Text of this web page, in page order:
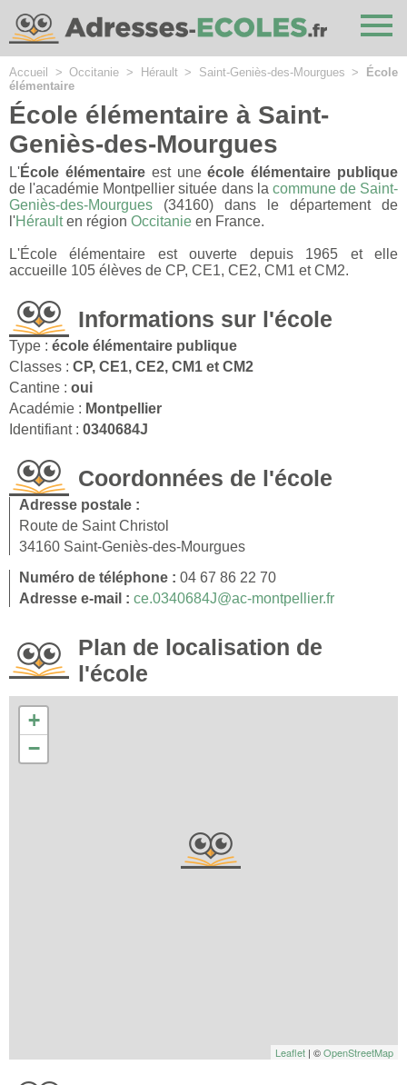
Accueil >Occitanie > Hérault> Saint-Geniès-des-Mourgues >
École
élémentaire
École élémentaire à Saint-
Geniès-des-Mourgues
L'École élémentaireest uneécole élémentaire publique
de l'académie Montpellier située dans la commune de Saint-
Geniès-des-Mourgues (34160) dans le département de
l'Héraulten région Occitanie en France.
L'École élémentaire est ouverte depuis 1965 et elle
accueille 105 élèves de CP, CE1, CE2, CM1 et CM2.
Informations sur l'école
Type : école élémentaire publique
Classes : CP, CE1, CE2, CM1 et CM2
Cantine : oui
Académie : Montpellier
Identifiant : 0340684J
Coordonnées de l'école
Adresse postale :
Route de Saint Christol
34160 Saint-Geniès-des-Mourgues
Numéro de téléphone : 04 67 86 22 70
Adresse e-mail : ce.0340684J@ac-montpellier.fr
Plan de localisation de
l'école
+
−
Leaflet | ©OpenStreetMap